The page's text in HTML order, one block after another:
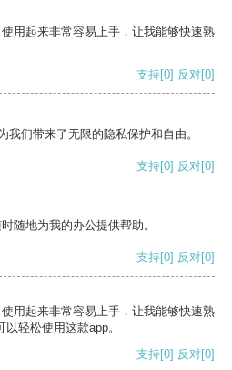
用起来非常容易上手，让我能够快速熟
支持[0] 反对[0]
们带来了无限的隐私保护和自由。
支持[0] 反对[0]
随地为我的办公提供帮助。
支持[0] 反对[0]
用起来非常容易上手，让我能够快速熟
轻松使用这款app。
支持[0] 反对[0]